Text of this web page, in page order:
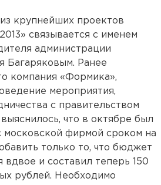
крупнейших проектов
связывается с именем
администрации
Багаряковым. Ранее
компания «Формика»,
мероприятия,
с правительством
что в октябре был
московской фирмой сроком на
только то, что бюджет
вдвое и составил теперь 150
рублей. Необходимо